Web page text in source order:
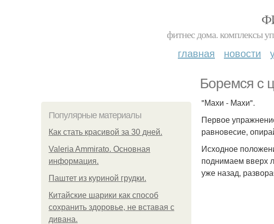
фитнес дома. комплексы
главная новости
Боремся с
Популярные материалы
Как стать красивой за 30 дней.
Valeria Ammirato. Основная
информация.
Паштет из куриной грудки.
Китайские шарики как способ
сохранить здоровье, не вставая с
дивана.
"Махи - Махи".
Первое
равновесие,
Исходное
поднимаем вверх
уже назад,